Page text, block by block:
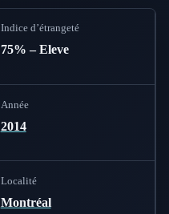
Indice d’étrangeté
75% – Eleve
Année
2014
Localité
Montréal